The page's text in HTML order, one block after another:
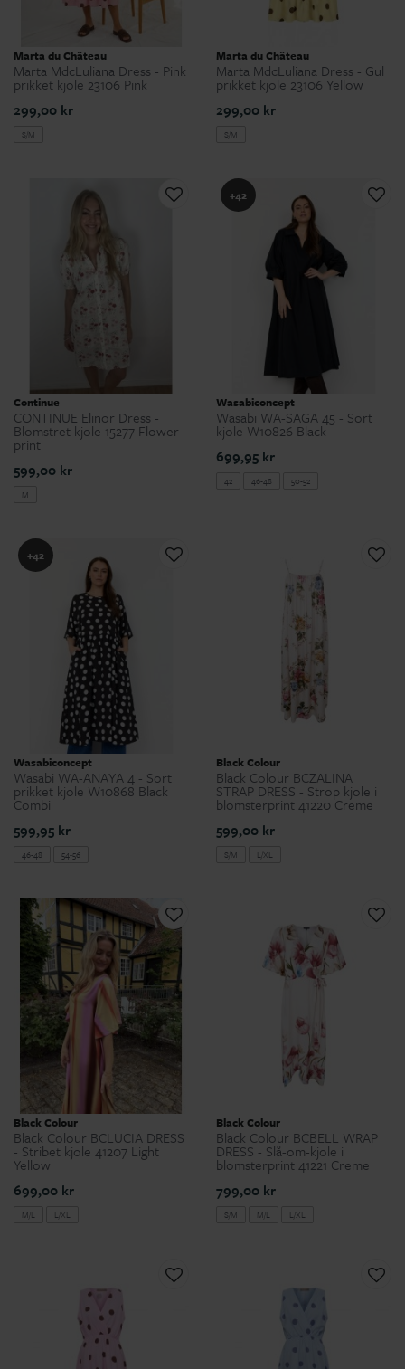
Marta du Château
Marta MdcLuliana Dress - Pink
prikket kjole 23106 Pink
299,00 kr
S/M
Marta du Château
Marta MdcLuliana Dress - Gul
prikket kjole 23106 Yellow
299,00 kr
S/M
Continue
CONTINUE Elinor Dress -
Blomstret kjole 15277 Flower
print
599,00 kr
M
+42
Wasabiconcept
Wasabi WA-SAGA 45 - Sort
kjole W10826 Black
699,95 kr
42 46-48 50-52
+42
Wasabiconcept
Wasabi WA-ANAYA 4 - Sort
prikket kjole W10868 Black
Combi
599,95 kr
46-48 54-56
Black Colour
Black Colour BCZALINA
STRAP DRESS - Strop kjole i
blomsterprint 41220 Creme
599,00 kr
S/M L/XL
Black Colour
Black Colour BCLUCIA DRESS
- Stribet kjole 41207 Light
Yellow
699,00 kr
M/L L/XL
Black Colour
Black Colour BCBELL WRAP
DRESS - Slå-om-kjole i
blomsterprint 41221 Creme
799,00 kr
S/M M/L L/XL